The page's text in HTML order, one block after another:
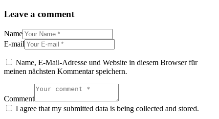
Leave a comment
Name
E-mail
Name, E-Mail-Adresse und Website in diesem Browser für
meinen nächsten Kommentar speichern.
Comment
I agree that my submitted data is being collected and stored.